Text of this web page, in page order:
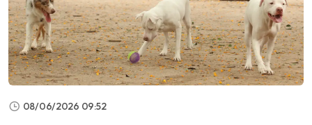
08/06/2026 09:52